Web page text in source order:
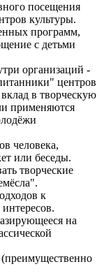
посещения
культуры.
программ,
с детьми
организаций -
центров
в творческую
применяются
человека,
или беседы.
творческие
к
на
(преимущественно